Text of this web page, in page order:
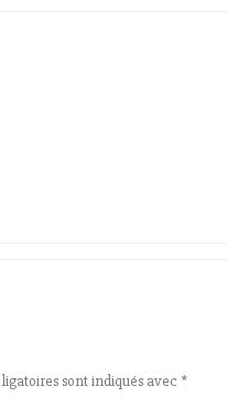
sont indiqués avec *